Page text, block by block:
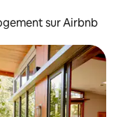
sur Airbnb